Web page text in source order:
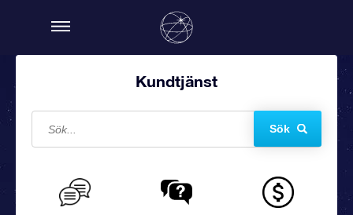
Kundtjänst
Sök